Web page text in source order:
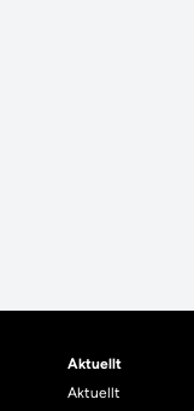
Aktuellt
Aktuellt